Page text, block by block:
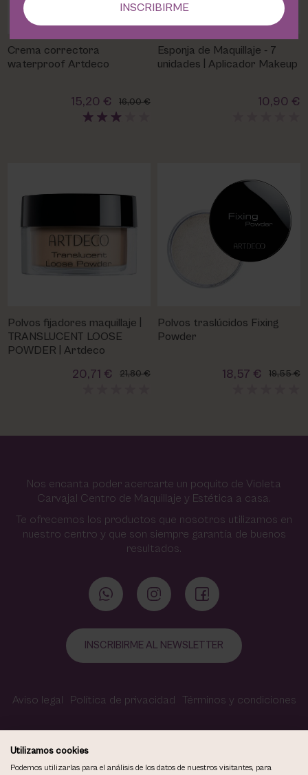
Crema correctora
waterproof Artdeco
15,20 € 16,00 €
Esponja de Maquillaje - 7
unidades | Aplicador Makeup
10,90 €
Polvos fijadores maquillaje |
TRANSLUCENT LOOSE
POWDER | Artdeco
20,71 € 21,80 €
Polvos traslúcidos Fixing
Powder
18,57 € 19,55 €
Nos encanta poder acercarte un poquito de Violeta
Carvajal Centro de Maquillaje y Estética a casa.
Te ofrecemos los productos que nosotros utilizamos en
nuestro centro y que son siempre garantía de buenos
resultados.
INSCRIBIRME AL NEWSLETTER
Aviso legal Política de privacidad Términos y condiciones
Política de cookies Contacto Accesibilidad
INSCRIBIRME
Utilizamos cookies
Podemos utilizarlas para el análisis de los datos de nuestros visitantes, para